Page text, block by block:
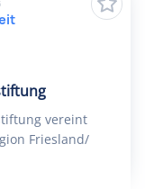
vereint
Friesland/